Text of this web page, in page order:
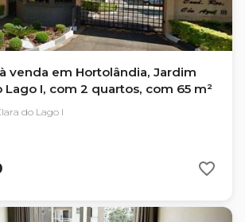
venda em Hortolândia, Jardim
Lago I, com 2 quartos, com 65 m²
do Lago I